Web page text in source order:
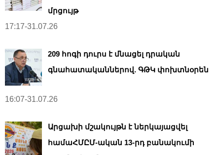
մրցույթ
17:17-31.07.26
209 հոգի դուրս է մնացել դրական
գնահատականներով. ԳԹԿ փոխտնօրեն
16:07-31.07.26
Արցախի մշակույթն է ներկայացվել
համաՀՄԸՄ-ական 13-րդ բանակումի